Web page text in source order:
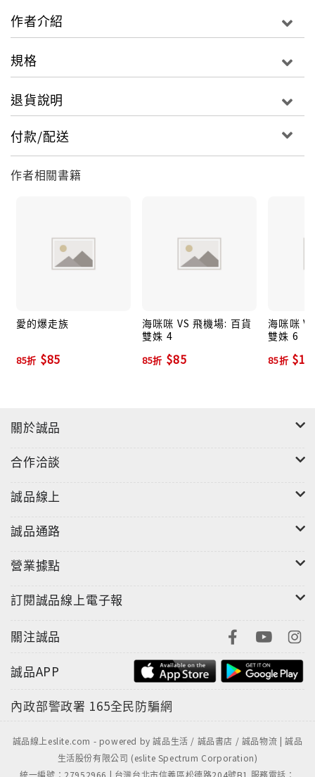
作者介紹
規格
退貨說明
付款/配送
作者相關書籍
愛的爆走族
85折 $85
海咪咪 VS 飛機場: 百貨
雙姝 4
85折 $85
海咪咪
雙姝 6
85折
關於誠品
合作洽談
誠品線上
誠品通路
營業據點
訂閱誠品線上電子報
關注誠品
誠品APP
內政部警政署 165全民防騙網
誠品線上eslite.com - powered by 誠品生活 / 誠品書店 / 誠品物流 | 誠品
生活股份有限公司 (eslite Spectrum Corporation)